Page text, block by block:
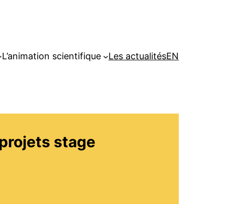
L’animation scientifique Les actualitésEN
stage